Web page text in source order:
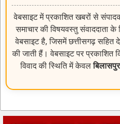
वेबसाइट में प्रकाशित खबरों से
समाचार की विषयवस्तु संवाददाता के
वेबसाइट है, जिसमें छत्तीसगढ़ सहित
की जाती हैं। वेबसाइट पर प्रकाशित
विवाद की स्थिति में केवल